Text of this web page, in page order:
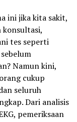
ini jika kita sakit,
konsultasi,
tes seperti
Namun kini,
cukup
seluruh
Dari analisis
pemeriksaan